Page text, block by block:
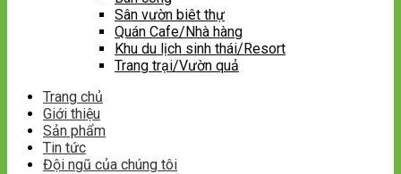
Sân vườn biêt thự
Quán Cafe/Nhà hàng
Khu du lịch sinh thái/Resort
Trang trại/Vườn quả
Trang chủ
Giới thiệu
Sản phẩm
Tin tức
Đội ngũ của chúng tôi